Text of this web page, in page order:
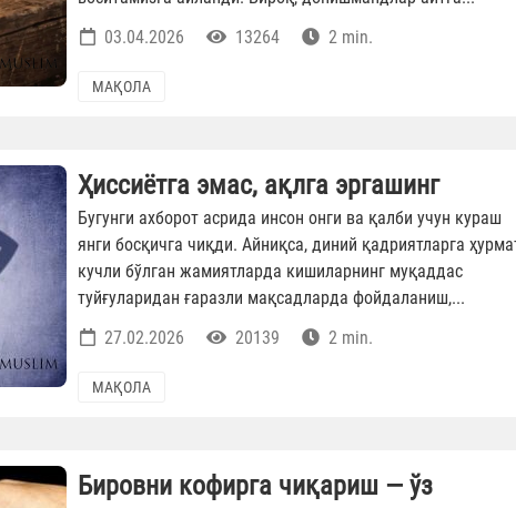
03.04.2026
13264 2 min.
МАҚОЛА
Ҳиссиётга эмас, ақлга эргашинг
Бугунги ахборот асрида инсон онги ва қалби учун кураш
янги босқичга чиқди. Айниқса, диний қадриятларга
кучли бўлган жамиятларда кишиларнинг муқаддас
туйғуларидан ғаразли мақсадларда фойдаланиш,...
27.02.2026
20139 2 min.
МАҚОЛА
Бировни кофирга чиқариш — ўз